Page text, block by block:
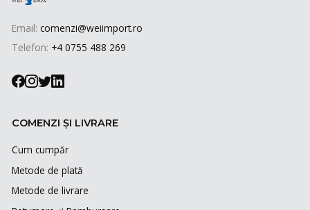
Email: comenzi@weiimport.ro
Telefon: +4 0755 488 269
COMENZI ȘI LIVRARE
Cum cumpăr
Metode de plată
Metode de livrare